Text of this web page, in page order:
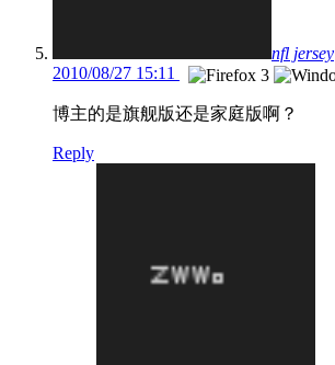
nfl jersey
2010/08/27 15:11
博主的是旗舰版还是家庭版啊？
Reply